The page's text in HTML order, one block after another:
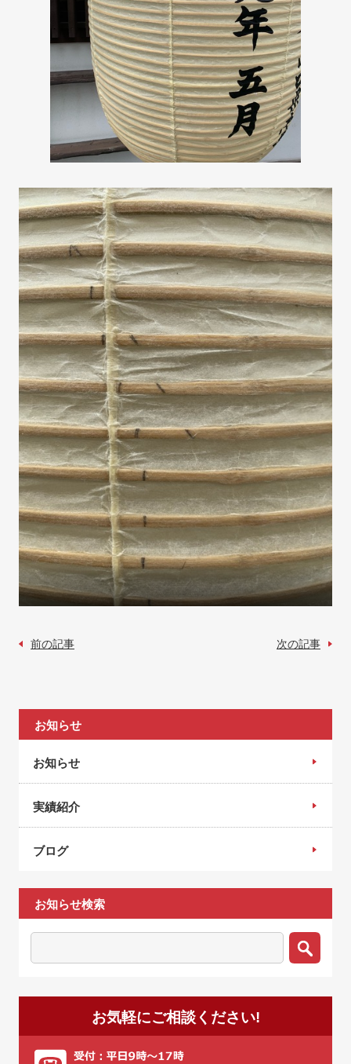
前の記事 次の記事
お知らせ
お知らせ
実績紹介
ブログ
お知らせ検索
お気軽にご相談ください!